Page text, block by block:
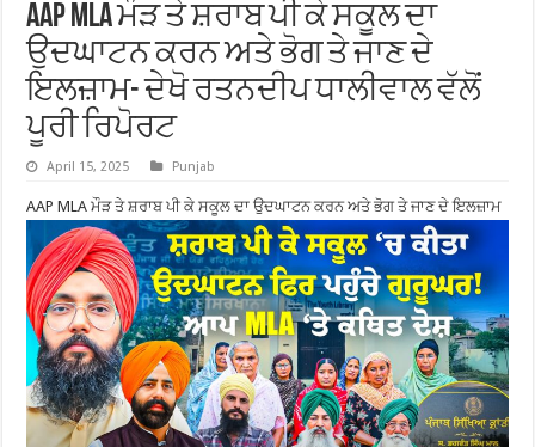
AAP MLA ਮੌੜ ਤੇ ਸ਼ਰਾਬ ਪੀ ਕੇ ਸਕੂਲ ਦਾ
ਉਦਘਾਟਨ ਕਰਨ ਅਤੇ ਭੋਗ ਤੇ ਜਾਣ ਦੇ
ਇਲਜ਼ਾਮ- ਦੇਖੋ ਰਤਨਦੀਪ ਧਾਲੀਵਾਲ ਵੱਲੋਂ
ਪੂਰੀ ਰਿਪੋਰਟ
April 15, 2025 Punjab
AAP MLA ਮੌੜ ਤੇ ਸ਼ਰਾਬ ਪੀ ਕੇ ਸਕੂਲ ਦਾ ਉਦਘਾਟਨ ਕਰਨ ਅਤੇ ਭੋਗ ਤੇ ਜਾਣ ਦੇ ਇਲਜ਼ਾਮ